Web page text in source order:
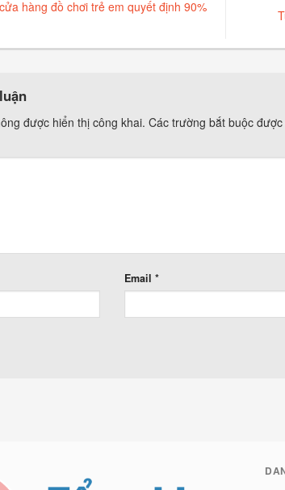
hàng đồ chơi trẻ em quyết định 90%
được hiển thị công khai. Các trường bắt buộc
Email *